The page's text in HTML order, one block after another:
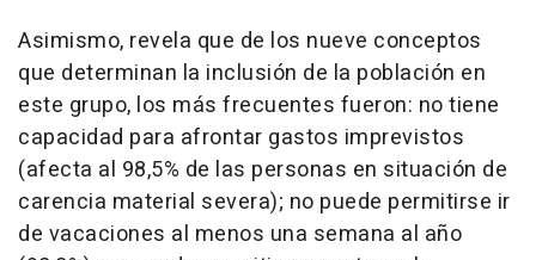
Asimismo, revela que de los nueve conceptos
que determinan la inclusión de la población en
este grupo, los más frecuentes fueron: no tiene
capacidad para afrontar gastos imprevistos
(afecta al 98,5% de las personas en situación de
carencia material severa); no puede permitirse ir
de vacaciones al menos una semana al año